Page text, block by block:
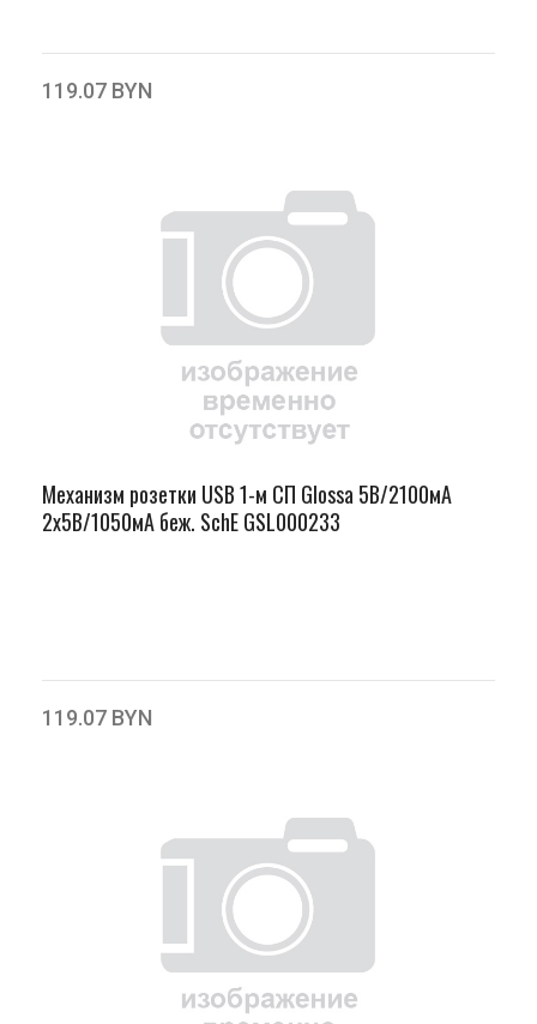
119.07 BYN
Механизм розетки USB 1-м СП Glossa 5В/2100мА
2х5В/1050мА беж. SchE GSL000233
119.07 BYN